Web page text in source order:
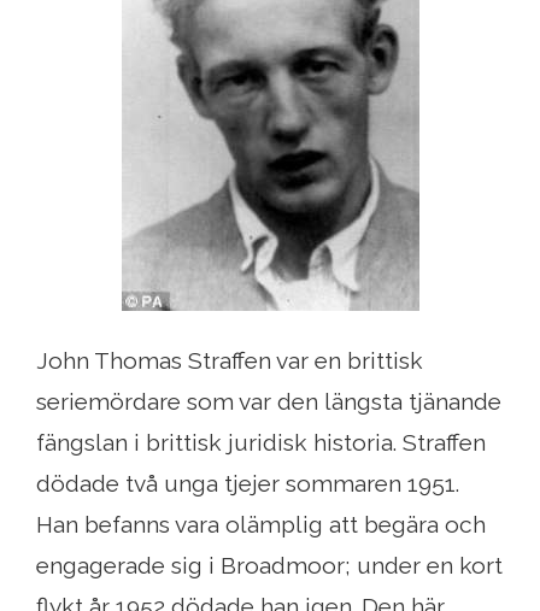
John Thomas Straffen var en brittisk
seriemördare som var den längsta tjänande
fängslan i brittisk juridisk historia. Straffen
dödade två unga tjejer sommaren 1951.
Han befanns vara olämplig att begära och
engagerade sig i Broadmoor; under en kort